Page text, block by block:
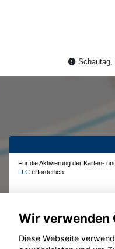
Schautag,
Für die Aktivierung der Karten-
LLC erforderlich.
Wir verwenden
Diese Webseite